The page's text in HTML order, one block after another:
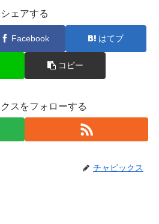
シェアする
Facebook はてブ
コピー
スをフォローする
チャビックス